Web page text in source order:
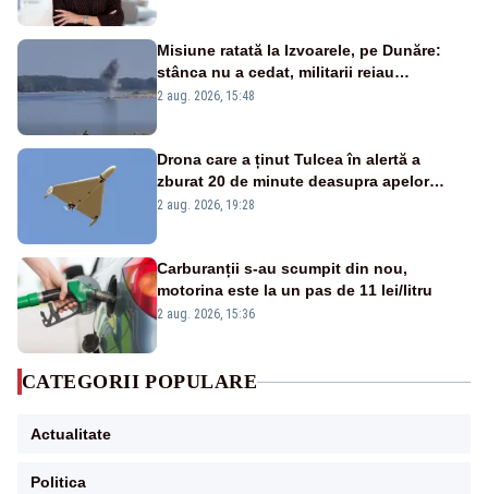
Misiune ratată la Izvoarele, pe Dunăre:
stânca nu a cedat, militarii reiau
detonările luni – VIDEO
2 aug. 2026, 15:48
Drona care a ținut Tulcea în alertă a
zburat 20 de minute deasupra apelor
României. Au fost ridicate două F-16
2 aug. 2026, 19:28
Carburanții s-au scumpit din nou,
motorina este la un pas de 11 lei/litru
2 aug. 2026, 15:36
CATEGORII POPULARE
Actualitate
Politica